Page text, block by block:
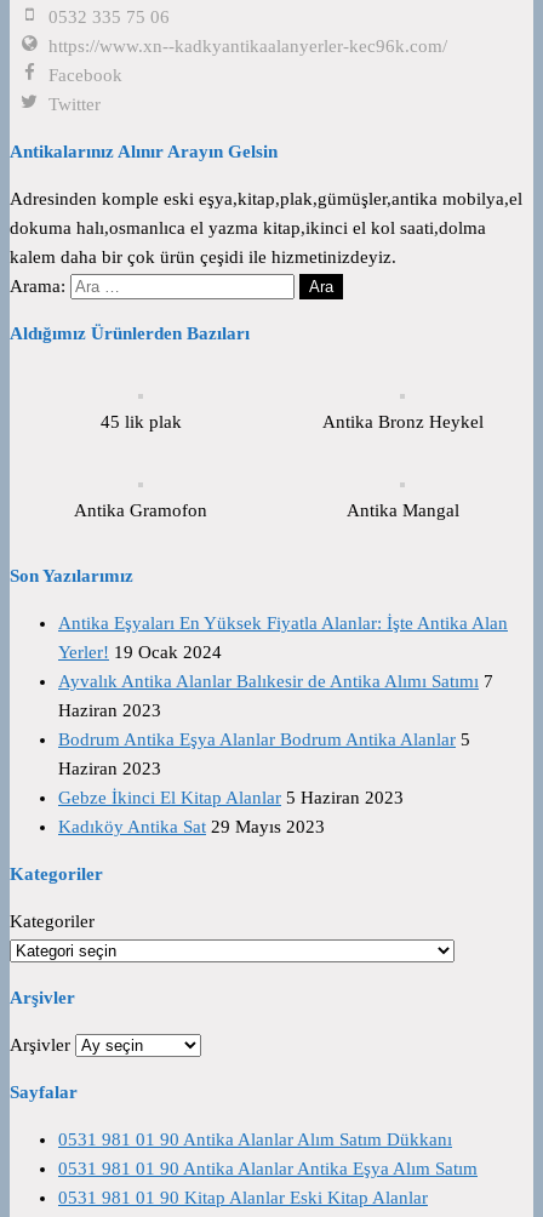
0532 335 75 06
https://www.xn--kadkyantikaalanyerler-kec96k.com/
Facebook
Twitter
Antikalarınız Alınır Arayın Gelsin
Adresinden komple eski eşya,kitap,plak,gümüşler,antika mobilya,el
dokuma halı,osmanlıca el yazma kitap,ikinci el kol saati,dolma
kalem daha bir çok ürün çeşidi ile hizmetinizdeyiz.
Arama:
Aldığımız Ürünlerden Bazıları
45 lik plak Antika Bronz Heykel
Antika Gramofon Antika Mangal
Son Yazılarımız
Antika Eşyaları En Yüksek Fiyatla Alanlar: İşte Antika Alan
Yerler! 19 Ocak 2024
Ayvalık Antika Alanlar Balıkesir de Antika Alımı Satımı 7
Haziran 2023
Bodrum Antika Eşya Alanlar Bodrum Antika Alanlar 5
Haziran 2023
Gebze İkinci El Kitap Alanlar 5 Haziran 2023
Kadıköy Antika Sat 29 Mayıs 2023
Kategoriler
Kategoriler
Arşivler
Arşivler
Sayfalar
0531 981 01 90 Antika Alanlar Alım Satım Dükkanı
0531 981 01 90 Antika Alanlar Antika Eşya Alım Satım
0531 981 01 90 Kitap Alanlar Eski Kitap Alanlar